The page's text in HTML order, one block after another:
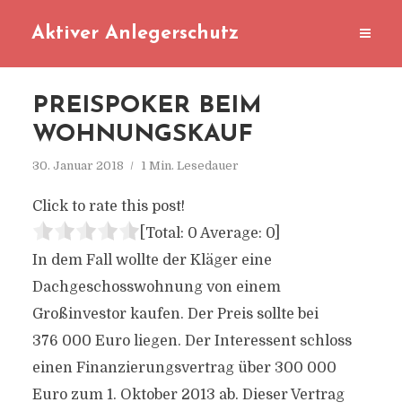
Aktiver Anlegerschutz
PREISPOKER BEIM
WOHNUNGSKAUF
30. Januar 2018 1 Min. Lesedauer
Click to rate this post!
[Total: 0 Average: 0]
In dem Fall wollte der Kläger eine
Dachgeschosswohnung von einem
Großinvestor kaufen. Der Preis sollte bei
376 000 Euro liegen. Der Interessent schloss
einen Finanzierungsvertrag über 300 000
Euro zum 1. Oktober 2013 ab. Dieser Vertrag